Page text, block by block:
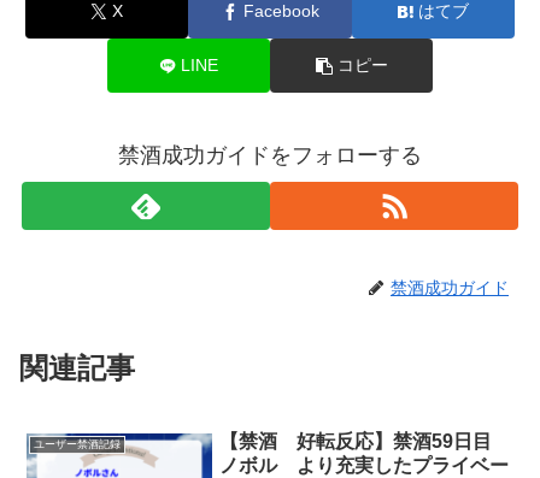
X Facebook はてブ
LINE コピー
禁酒成功ガイドをフォローする
禁酒成功ガイド
関連記事
ユーザー禁酒記録
【禁酒 好転反応】禁酒59日目
ノボル より充実したプライベー